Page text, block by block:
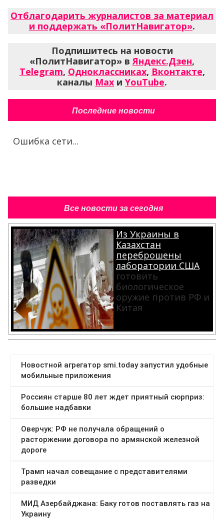
Отблагодарить журналистов за материал
и поддержать «ПолитНавигатор».
Подпишитесь на новости
«ПолитНавигатор» вЯндекс.Дзен,
Telegram, Одноклассниках, Вконтакте,
каналы Max и YouTube.
Последние новости
Ошибка сети...
Все новости за сегодня
Из Украины в
Казахстан
переброшены
лаборатории США
готовить
биологическое
оружие против РФ и
Китая